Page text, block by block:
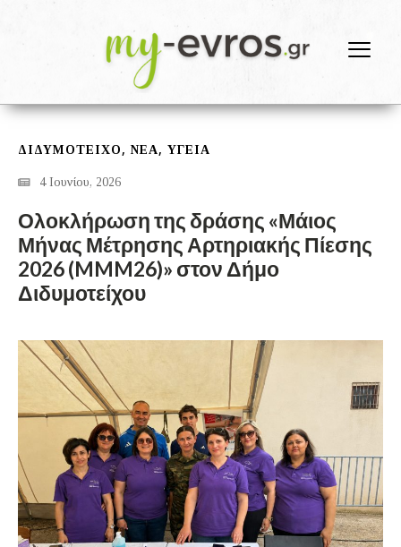
ΔΙΔΥΜΌΤΕΙΧΟ , ΝΕΑ, ΥΓΕΙΑ
4 Ιουνίου, 2026
Ολοκλήρωση της δράσης «Μάιος
Μήνας Μέτρησης Αρτηριακής Πίεσης
2026 (MMM26)» στον Δήμο
Διδυμοτείχου